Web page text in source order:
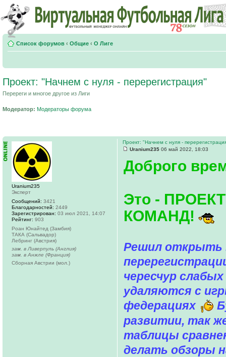
Список форумов ‹ Общие ‹ О Лиге
Проект: "Начнем с нуля - перерегистрация"
Перереги и многое другое из Лиги
Модератор: Модераторы форума
Проект: "Начнем с нуля -
Uranium235 06 май 2022, 18:03
Доброго
Это -
КОМАНД!
Решил открыть
чересчур
удаляются с
федерациях
развитии, так
таблицы
делать обзоры
Uranium235
Эксперт
Сообщений: 3421
Благодарностей: 2449
Зарегистрирован: 03 июл 2021, 14:07
Рейтинг: 903
Роан Юнайтед (Замбия)
ТАКА (Сальвадор)
Лебринг (Австрия)
зам. в Ливерпуль (Англия)
зам. в Анжле (Франция)
Сборная Австрии (мол.)